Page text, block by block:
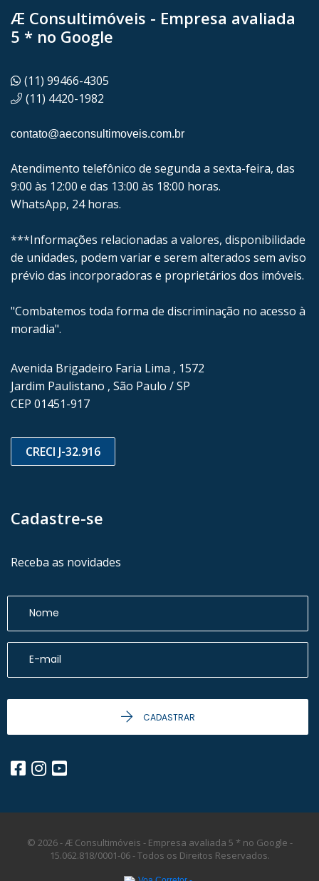
Æ Consultimóveis - Empresa avaliada
5 * no Google
(11) 99466-4305
(11) 4420-1982
contato@aeconsultimoveis.com.br
Atendimento telefônico de segunda a sexta-feira, das
9:00 às 12:00 e das 13:00 às 18:00 horas.
WhatsApp, 24 horas.
***Informações relacionadas a valores, disponibilidade
de unidades, podem variar e serem alterados sem aviso
prévio das incorporadoras e proprietários dos imóveis.
"Combatemos toda forma de discriminação no acesso à
moradia".
Avenida Brigadeiro Faria Lima , 1572
Jardim Paulistano , São Paulo / SP
CEP 01451-917
CRECI J-32.916
Cadastre-se
Receba as novidades
CADASTRAR
© 2026 - Æ Consultimóveis - Empresa avaliada 5 * no Google -
15.062.818/0001-06 -Todos os Direitos Reservados.